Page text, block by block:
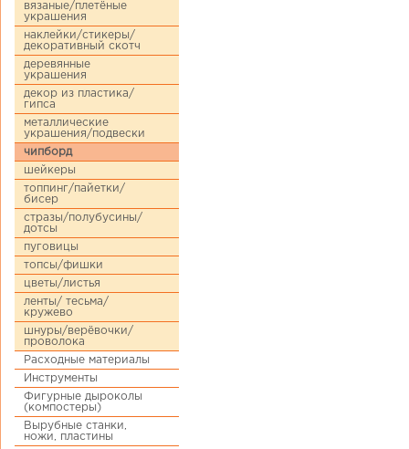
вязаные/плетёные
украшения
наклейки/стикеры/
декоративный скотч
деревянные
украшения
декор из пластика/
гипса
металлические
украшения/подвески
чипборд
шейкеры
топпинг/пайетки/
бисер
стразы/полубусины/
дотсы
пуговицы
топсы/фишки
цветы/листья
ленты/ тесьма/
кружево
шнуры/верёвочки/
проволока
Расходные материалы
Инструменты
Фигурные дыроколы
(компостеры)
Вырубные станки,
ножи, пластины